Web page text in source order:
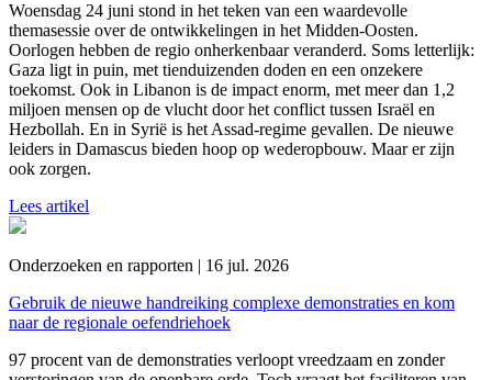
Woensdag 24 juni stond in het teken van een waardevolle
themasessie over de ontwikkelingen in het Midden-Oosten.
Oorlogen hebben de regio onherkenbaar veranderd. Soms letterlijk:
Gaza ligt in puin, met tienduizenden doden en een onzekere
toekomst. Ook in Libanon is de impact enorm, met meer dan 1,2
miljoen mensen op de vlucht door het conflict tussen Israël en
Hezbollah. En in Syrië is het Assad-regime gevallen. De nieuwe
leiders in Damascus bieden hoop op wederopbouw. Maar er zijn
ook zorgen.
Lees artikel
Onderzoeken en rapporten | 16 jul. 2026
Gebruik de nieuwe handreiking complexe demonstraties en kom
naar de regionale oefendriehoek
97 procent van de demonstraties verloopt vreedzaam en zonder